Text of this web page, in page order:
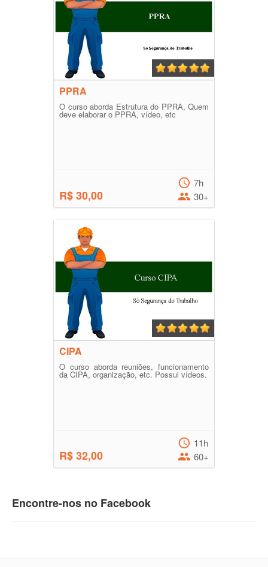
PPRA
O curso aborda Estrutura do PPRA, Quem
deve elaborar o PPRA, vídeo, etc
R$ 30,00
7h
30+
CIPA
O curso aborda reuniões, funcionamento
da CIPA, organização, etc. Possui vídeos.
R$ 32,00
11h
60+
Encontre-nos no Facebook